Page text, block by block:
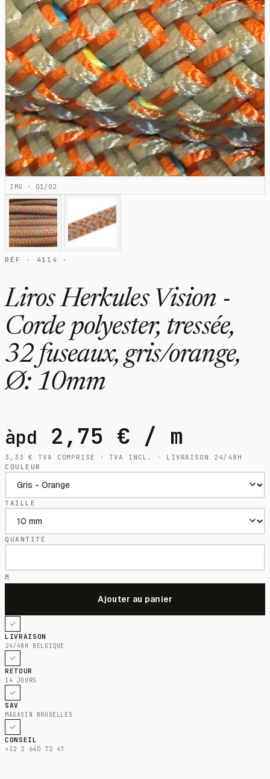
IMG · 01/02
RÉF · 4114 ·
Liros Herkules Vision -
Corde polyester, tressée,
32 fuseaux, gris/orange,
Ø: 10mm
àpd 2,75 € / m
3,33€
TVA COMPRISE · TVA INCL. · LIVRAISON 24/48H
COULEUR
TAILLE
QUANTITÉ
M
LIVRAISON
24/48H BELGIQUE
RETOUR
14 JOURS
SAV
MAGASIN BRUXELLES
CONSEIL
+32 2 640 72 47